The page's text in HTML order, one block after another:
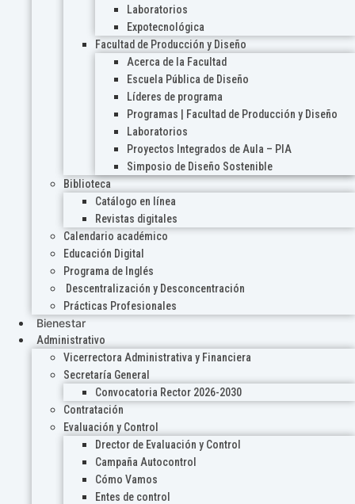
Laboratorios
Expotecnológica
Facultad de Producción y Diseño
Acerca de la Facultad
Escuela Pública de Diseño
Líderes de programa
Programas | Facultad de Producción y Diseño
Laboratorios
Proyectos Integrados de Aula – PIA
Simposio de Diseño Sostenible
Biblioteca
Catálogo en línea
Revistas digitales
Calendario académico
Educación Digital
Programa de Inglés
Descentralización y Desconcentración
Prácticas Profesionales
Bienestar
Administrativo
Vicerrectora Administrativa y Financiera
Secretaría General
Convocatoria Rector 2026-2030
Contratación
Evaluación y Control
Drector de Evaluación y Control
Campaña Autocontrol
Cómo Vamos
Entes de control